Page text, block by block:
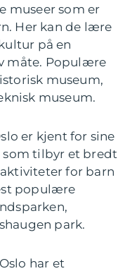
museer som er
Her kan de lære
på en
måte. Populære
museum,
museum.
er kjent for sine
som tilbyr et bredt
for barn
populære
park.
har et